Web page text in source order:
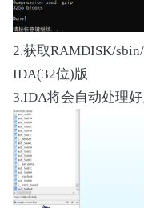
2.获取RAMDISK/
IDA(32位)版
3.IDA将会自动处理